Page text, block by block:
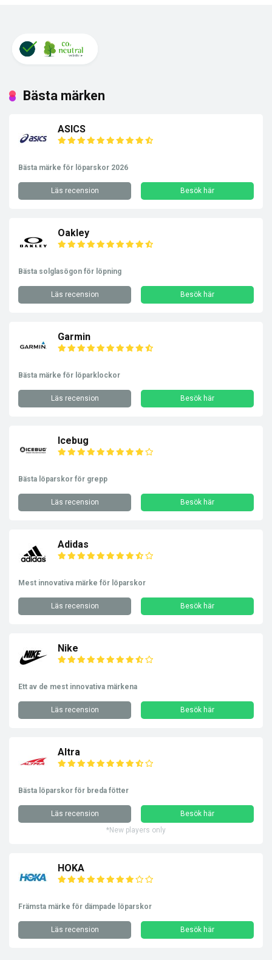
Bästa märken
ASICS
Bästa märke för löparskor 2026
Läs recension Besök här
Oakley
Bästa solglasögon för löpning
Läs recension Besök här
Garmin
Bästa märke för löparklockor
Läs recension Besök här
Icebug
Bästa löparskor för grepp
Läs recension Besök här
Adidas
Mest innovativa märke för löparskor
Läs recension Besök här
Nike
Ett av de mest innovativa märkena
Läs recension Besök här
Altra
Bästa löparskor för breda fötter
Läs recension
Besök här
*New players only
HOKA
Främsta märke för dämpade löparskor
Läs recension Besök här